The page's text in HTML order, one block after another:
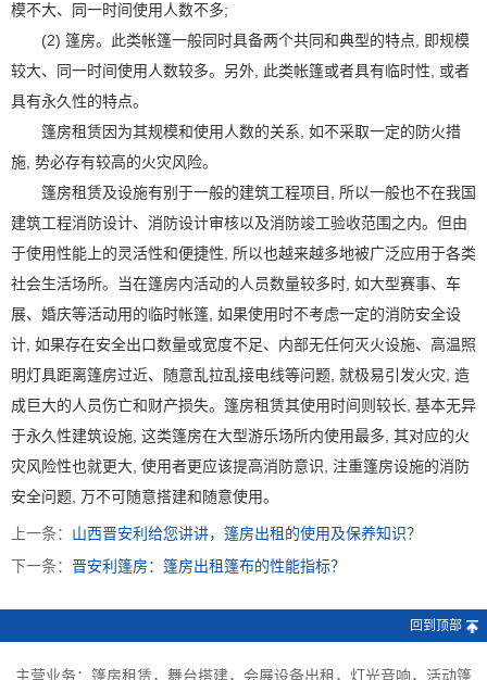
模不大、同一时间使用人数不多;
(2) 篷房。此类帐篷一般同时具备两个共同和典型的特点, 即规模
较大、同一时间使用人数较多。另外, 此类帐篷或者具有临时性, 或者
具有永久性的特点。
篷房租赁因为其规模和使用人数的关系, 如不采取一定的防火措
施, 势必存有较高的火灾风险。
篷房租赁及设施有别于一般的建筑工程项目, 所以一般也不在我国
建筑工程消防设计、消防设计审核以及消防竣工验收范围之内。但由
于使用性能上的灵活性和便捷性, 所以也越来越多地被广泛应用于各类
社会生活场所。当在篷房内活动的人员数量较多时, 如大型赛事、车
展、婚庆等活动用的临时帐篷, 如果使用时不考虑一定的消防安全设
计, 如果存在安全出口数量或宽度不足、内部无任何灭火设施、高温照
明灯具距离篷房过近、随意乱拉乱接电线等问题, 就极易引发火灾, 造
成巨大的人员伤亡和财产损失。篷房租赁其使用时间则较长, 基本无异
于永久性建筑设施, 这类篷房在大型游乐场所内使用最多, 其对应的火
灾风险性也就更大, 使用者更应该提高消防意识, 注重篷房设施的消防
安全问题, 万不可随意搭建和随意使用。
上一条： 山西晋安利给您讲讲，篷房出租的使用及保养知识？
下一条： 晋安利篷房：篷房出租篷布的性能指标？
回到顶部
主营业务：篷房租赁，舞台搭建，会展设备出租，灯光音响，活动篷